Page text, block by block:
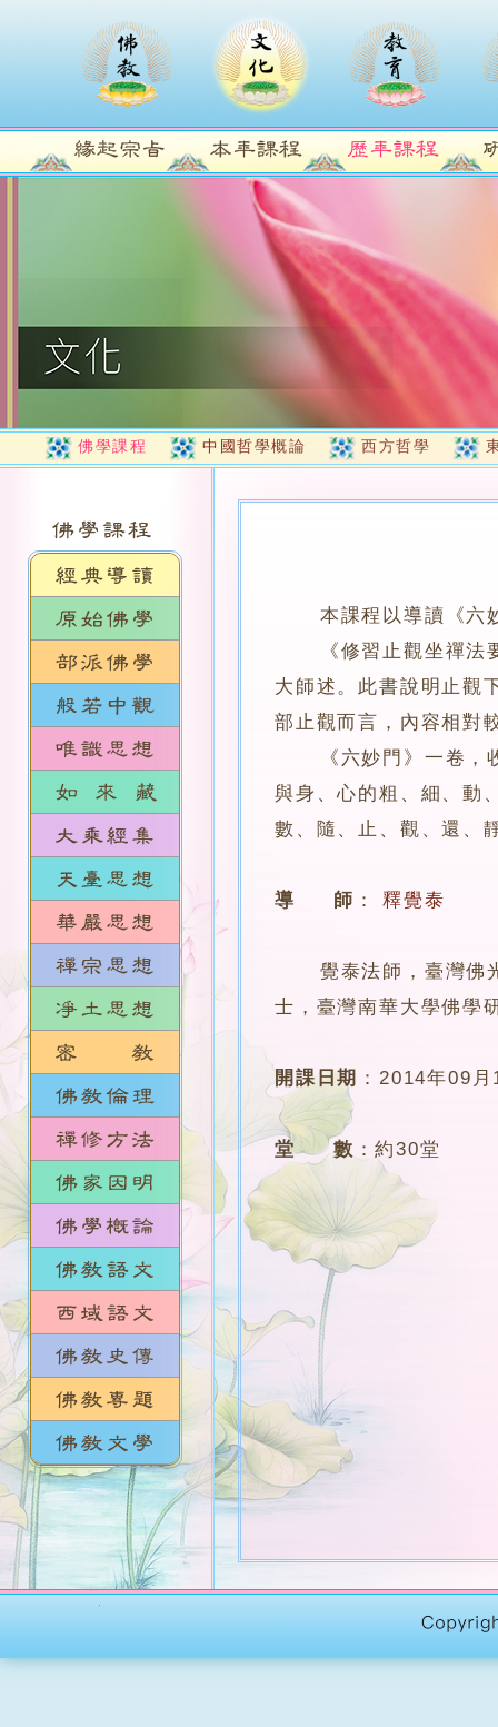
佛學課程 中國哲學概論 西方哲學
本課程以導讀《六
《修習止觀坐禪法要
大師述。此書說明止觀
部止觀而言，內容相對
《六妙門》一卷，收
與身、心的粗、細、動
數、隨、止、觀、還、
導 師 ： 釋覺泰
覺泰法師，臺灣佛光
士，臺灣南華大學佛學
開課日期 ：2014年09月
堂 數 ：約30堂